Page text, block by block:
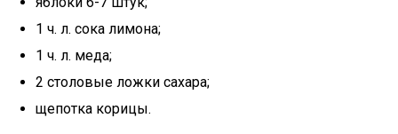
1 ч. л. сока лимона;
1 ч. л. меда;
2 столовые ложки сахара;
щепотка корицы.